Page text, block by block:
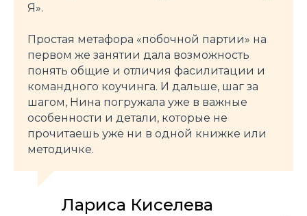
Я».
Простая метафора «побочной партии» на
первом же занятии дала возможность
понять общие и отличия фасилитации и
командного коучинга. И дальше, шаг за
шагом, Нина погружала уже в важные
особенности и детали, которые не
прочитаешь уже ни в одной книжке или
методичке.
Лариса Киселева